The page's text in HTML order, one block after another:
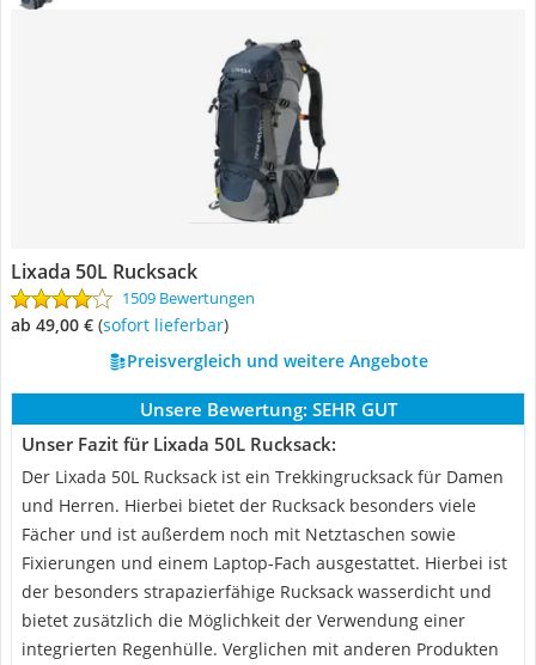
Lixada 50L Rucksack
1509 Bewertungen
ab 49,00 € ( Sofort lieferbar)
Preisvergleich und weitere Angebote
Unsere Bewertung: SEHR GUT
Unser Fazit für Lixada 50L Rucksack:
Der Lixada 50L Rucksack ist ein Trekkingrucksack für Damen
und Herren. Hierbei bietet der Rucksack besonders viele
Fächer und ist außerdem noch mit Netztaschen sowie
Fixierungen und einem Laptop-Fach ausgestattet. Hierbei ist
der besonders strapazierfähige Rucksack wasserdicht und
bietet zusätzlich die Möglichkeit der Verwendung einer
integrierten Regenhülle. Verglichen mit anderen Produkten